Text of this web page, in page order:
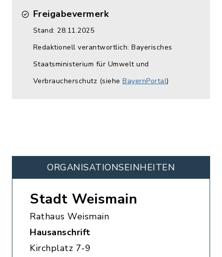
Freigabevermerk
Stand: 28.11.2025
Redaktionell verantwortlich: Bayerisches
Staatsministerium für Umwelt und
Verbraucherschutz (siehe BayernPortal)
ORGANISATIONS­EINHEITEN
Stadt Weismain
Rathaus Weismain
Hausanschrift
Kirchplatz 7-9